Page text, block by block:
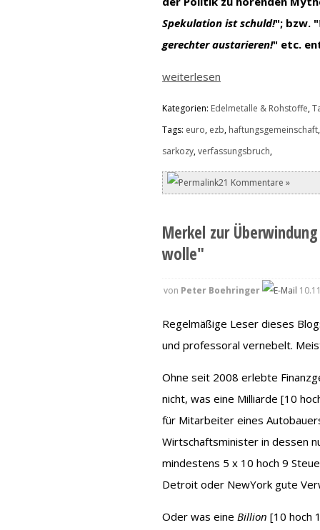
Spekulation ist schuld!"; bzw. "
gerechter austarieren!" etc.
weiterlesen
Kategorien: Edelmetalle & Rohstoffe,
Tags: euro, ezb, haftungsgemeinschaft
sarkozy,verfassungsbruch,
21 Kommentare »
Merkel zur
wolle"
von Peter Boehringer
Regelmäßige Leser dieses
und professoral vernebelt.
Ohne seit 2008 erlebte
nicht, was eine Milliarde [10
für Mitarbeiter eines
Wirtschaftsminister in dessen
mindestens 5 x 10 hoch 9
Detroit oder NewYork gute
Oder was eineBillion[10 hoch